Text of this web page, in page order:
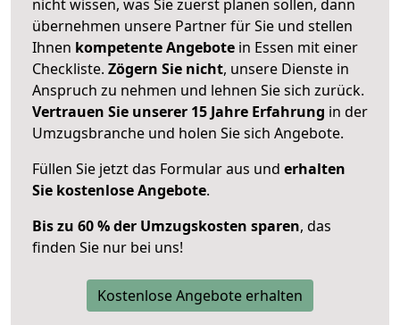
nicht wissen, was Sie zuerst planen sollen, dann
übernehmen unsere Partner für Sie und stellen
Ihnen kompetente Angebote in Essen mit einer
Checkliste. Zögern Sie nicht, unsere Dienste in
Anspruch zu nehmen und lehnen Sie sich zurück.
Vertrauen Sie unserer 15 Jahre Erfahrung in der
Umzugsbranche und holen Sie sich Angebote.
Füllen Sie jetzt das Formular aus und erhalten
Sie kostenlose Angebote.
Bis zu 60 % der Umzugskosten sparen, das
finden Sie nur bei uns!
Kostenlose Angebote erhalten